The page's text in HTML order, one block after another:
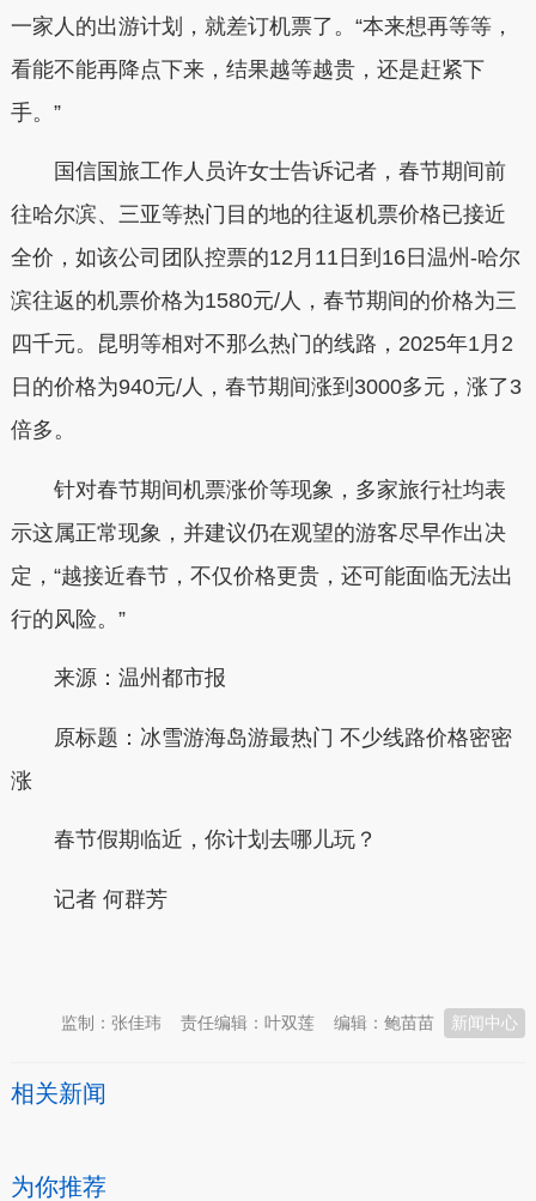
一家人的出游计划，就差订机票了。“本来想再等等，
看能不能再降点下来，结果越等越贵，还是赶紧下
手。”
国信国旅工作人员许女士告诉记者，春节期间前
往哈尔滨、三亚等热门目的地的往返机票价格已接近
全价，如该公司团队控票的12月11日到16日温州-哈尔
滨往返的机票价格为1580元/人，春节期间的价格为三
四千元。昆明等相对不那么热门的线路，2025年1月2
日的价格为940元/人，春节期间涨到3000多元，涨了3
倍多。
针对春节期间机票涨价等现象，多家旅行社均表
示这属正常现象，并建议仍在观望的游客尽早作出决
定，“越接近春节，不仅价格更贵，还可能面临无法出
行的风险。”
来源：温州都市报
原标题：冰雪游海岛游最热门 不少线路价格密密
涨
春节假期临近，你计划去哪儿玩？
记者 何群芳
新闻中心
编辑：鲍苗苗
责任编辑：叶双莲
监制：张佳玮
相关新闻
为你推荐